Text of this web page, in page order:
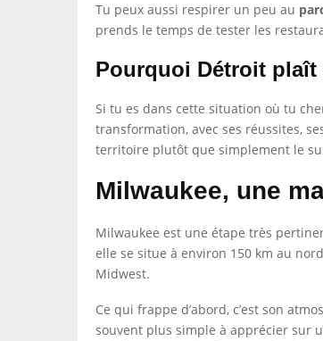
Tu peux aussi respirer un peu au
prends le temps de tester les
Pourquoi Détroit
Si tu es dans cette situation où tu
transformation, avec ses réussites,
territoire plutôt que simplement le
Milwaukee, une
Milwaukee est une étape très
elle se situe à environ 150 km au
Midwest.
Ce qui frappe d’abord, c’est son
souvent plus simple à apprécier sur